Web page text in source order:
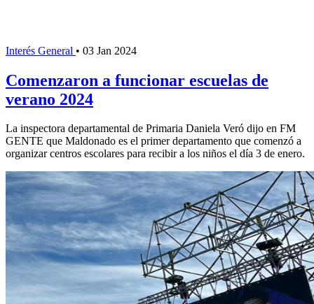
Interés General • 03 Jan 2024
Comenzaron a funcionar escuelas de
verano 2024
La inspectora departamental de Primaria Daniela Veró dijo en FM
GENTE que Maldonado es el primer departamento que comenzó a
organizar centros escolares para recibir a los niños el día 3 de enero.